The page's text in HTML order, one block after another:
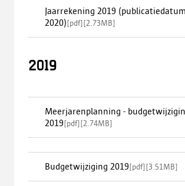
Jaarrekening 2019
2020)[pdf][2.73MB]
2019
Meerjarenplanning -
2019[pdf][2.74MB]
Budgetwijziging 2019[pdf][3.51MB]